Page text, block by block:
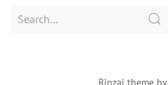
Search
Rinzai theme by